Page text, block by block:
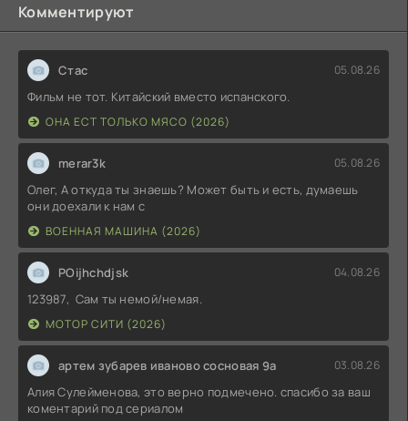
Комментируют
Стас 05.08.26
Фильм не тот. Китайский вместо испанского.
ОНА ЕСТ ТОЛЬКО МЯСО (2026)
merar3k 05.08.26
Олег, А откуда ты знаешь? Может быть и есть, думаешь
они доехали к нам с
ВОЕННАЯ МАШИНА (2026)
POijhchdjsk 04.08.26
123987, Сам ты немой/немая.
МОТОР СИТИ (2026)
артем зубарев иваново сосновая 9а 03.08.26
Алия Сулейменова, это верно подмечено. спасибо за ваш
коментарий под сериалом